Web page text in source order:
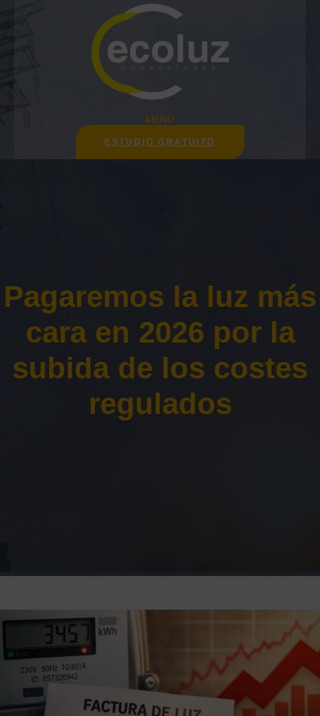
MENÚ
ESTUDIO GRATUITO
Pagaremos la luz más
cara en 2026 por la
subida de los costes
regulados